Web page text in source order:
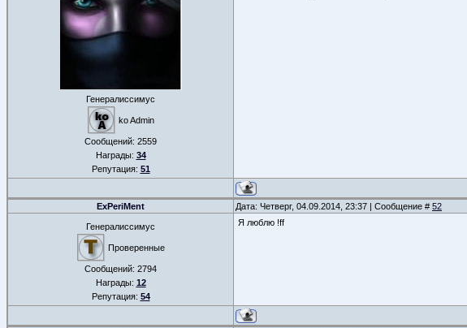
Генералиссимус
ko Admin
Сообщений: 2559
Награды: 34
Репутация: 51
ExPeriMent Дата: Четверг, 04.09.2014, 23:37 | Сообщение # 52
Генералиссимус
Проверенные
Сообщений: 2794
Награды: 12
Репутация: 54
Я люблю !ff